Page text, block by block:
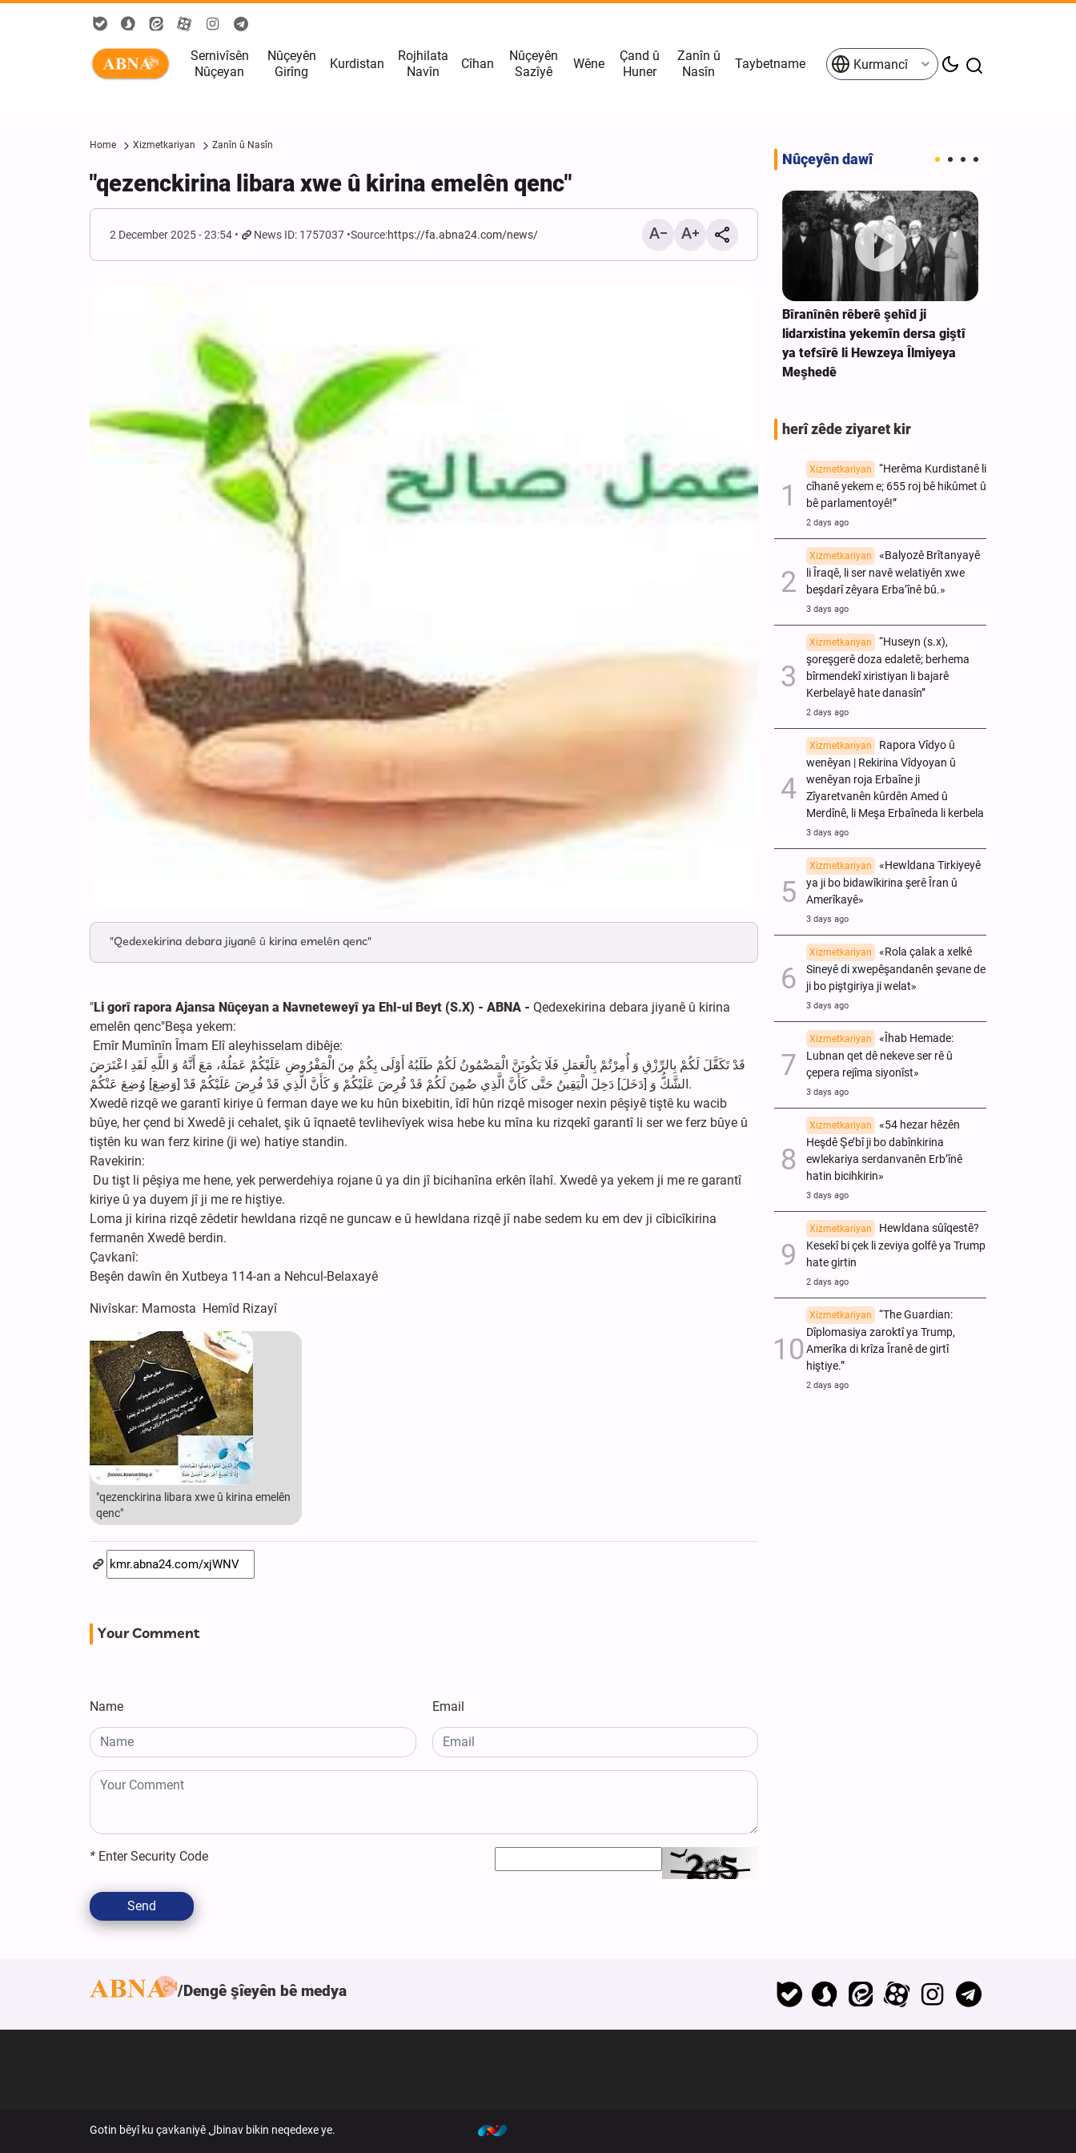
Sernivîsên
Nûçeyan
Nûçeyên
Girîng
Kurdistan
Rojhilata
Navîn
Cîhan
Nûçeyên
Sazîyê
Wêne
Çand û
Huner
Zanîn û
Nasîn
Taybetname Kurmancî
Home Xizmetkariyan Zanîn û Nasîn
"qezenckirina libara xwe û kirina emelên qenc"
2 December 2025 - 23:54 News ID: 1757037 Source:https://fa.abna24.com/news/
"Qedexekirina debara jiyanê û kirina emelên qenc"
"Li gorî rapora Ajansa Nûçeyan a Navneteweyî ya Ehl-ul Beyt (S.X) - ABNA - Qedexekirina debara jiyanê û kirina
emelên qenc"Beşa yekem:
Emîr Mumînîn Îmam Elî aleyhisselam dibêje:
قَدْ تَكَفَّلَ لَكُمْ بِالرِّزْقِ وَ أُمِرْتُمْ بِالْعَمَلِ فَلَا يَكُونَنَّ الْمَضْمُونُ لَكُمْ طَلَبُهُ أَوْلَى بِكُمْ مِنَ الْمَفْرُوضِ عَلَيْكُمْ عَمَلُهُ، مَعَ أَنَّهُ وَ اللَّهِ لَقَدِ اعْتَرَضَ
الشَّكُّ وَ [دَخَلَ] دَخِلَ الْيَقِينُ حَتَّى كَأَنَّ الَّذِي ضُمِنَ لَكُمْ قَدْ فُرِضَ عَلَيْكُمْ وَ كَأَنَّ الَّذِي قَدْ فُرِضَ عَلَيْكُمْ قَدْ [وَضِعَ] وُضِعَ عَنْكُمْ.
Xwedê rizqê we garantî kiriye û ferman daye we ku hûn bixebitin, îdî hûn rizqê misoger nexin pêşiyê tiştê ku wacib
bûye, her çend bi Xwedê ji cehalet, şik û îqnaetê tevlihevîyek wisa hebe ku mîna ku rizqekî garantî li ser we ferz bûye û
tiştên ku wan ferz kirine (ji we) hatiye standin.
Ravekirin:
Du tişt li pêşiya me hene, yek perwerdehiya rojane û ya din jî bicihanîna erkên îlahî. Xwedê ya yekem ji me re garantî
kiriye û ya duyem jî ji me re hiştiye.
Loma ji kirina rizqê zêdetir hewldana rizqê ne guncaw e û hewldana rizqê jî nabe sedem ku em dev ji cîbicîkirina
fermanên Xwedê berdin.
Çavkanî:
Beşên dawîn ên Xutbeya 114-an a Nehcul-Belaxayê
Nivîskar: Mamosta Hemîd Rizayî
"qezenckirina libara xwe û kirina emelên
qenc"
Your Comment
Name Email
* Enter Security Code
Send
Nûçeyên dawî
Bîranînên rêberê şehîd ji
lidarxistina yekemîn dersa giştî
ya tefsîrê li Hewzeya Îlmiyeya
Meşhedê
herî zêde ziyaret kir
Xizmetkariyan
“Herêma Kurdistanê li
cîhanê yekem e; 655 roj bê hikûmet û
bê parlamentoyê!”
2 days ago
Xizmetkariyan
«Balyozê Brîtanyayê
li Îraqê, li ser navê welatiyên xwe
beşdarî zêyara Erba’înê bû.»
3 days ago
Xizmetkariyan
“Huseyn (s.x),
şoreşgerê doza edaletê; berhema
bîrmendekî xiristiyan li bajarê
Kerbelayê hate danasîn”
2 days ago
Xizmetkariyan
Rapora Vîdyo û
wenêyan | Rekirina Vîdyoyan û
wenêyan roja Erbaîne ji
Zîyaretvanên kûrdên Amed û
Merdînê, li Meşa Erbaîneda li kerbela
3 days ago
Xizmetkariyan
«Hewldana Tirkiyeyê
ya ji bo bidawîkirina şerê Îran û
Amerîkayê»
3 days ago
Xizmetkariyan
«Rola çalak a xelkê
Sineyê di xwepêşandanên şevane de
ji bo piştgiriya ji welat»
3 days ago
Xizmetkariyan
«Îhab Hemade:
Lubnan qet dê nekeve ser rê û
çepera rejîma siyonîst»
3 days ago
Xizmetkariyan
«54 hezar hêzên
Heşdê Şe’bî ji bo dabînkirina
ewlekariya serdanvanên Erb’înê
hatin bicihkirin»
3 days ago
Xizmetkariyan
Hewldana sûîqestê?
Kesekî bi çek li zeviya golfê ya Trump
hate girtin
2 days ago
Xizmetkariyan
“The Guardian:
Dîplomasiya zaroktî ya Trump,
Amerîka di krîza Îranê de girtî
hiştiye.”
2 days ago
Dengê şîeyên bê medya
Gotin bêyî ku çavkaniyê لbinav bikin neqedexe ye.